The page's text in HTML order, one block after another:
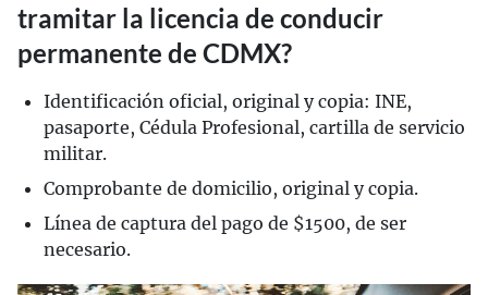
tramitar la licencia de conducir
permanente de CDMX?
Identificación oficial, original y copia: INE,
pasaporte, Cédula Profesional, cartilla de servicio
militar.
Comprobante de domicilio, original y copia.
Línea de captura del pago de $1500, de ser
necesario.